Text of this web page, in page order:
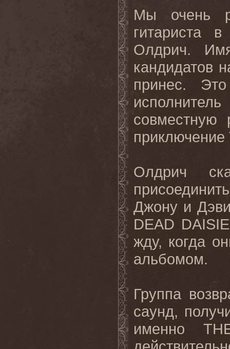
Мы очень
гитариста
Олдрич.
кандидатов
принес.
совместную
приключение
Олдрич
Джону и
DEAD
жду, когда
альбомом.
Группа
саунд,
именно